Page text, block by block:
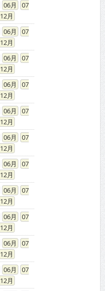
06
07
12
06
07
12
06
07
12
06
07
12
06
07
12
06
07
12
06
07
12
06
07
12
06
07
12
06
07
12
06
07
12